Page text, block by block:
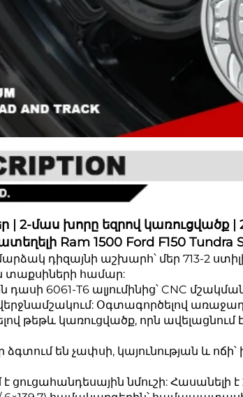
մաս խորը եզրով կառուցվածք |
Ram 1500 Ford F150 Tundra
դիզայնի աշխարհ՝ մեր 713-2
տաքսիների համար:
6061-T6 ալյումինից՝ CNC
Օգտագործելով
թեթև կառուցվածք, որն
են չափսի, կայունության և
նմուշի: Հասանելի է